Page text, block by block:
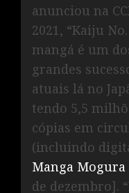
anunciou na
2021, “Kaiju No.
mangá é um
grandes
atuais lá no
tendo 5,5
cópias em
(incluindo
Manga Mogura
de dezembro].